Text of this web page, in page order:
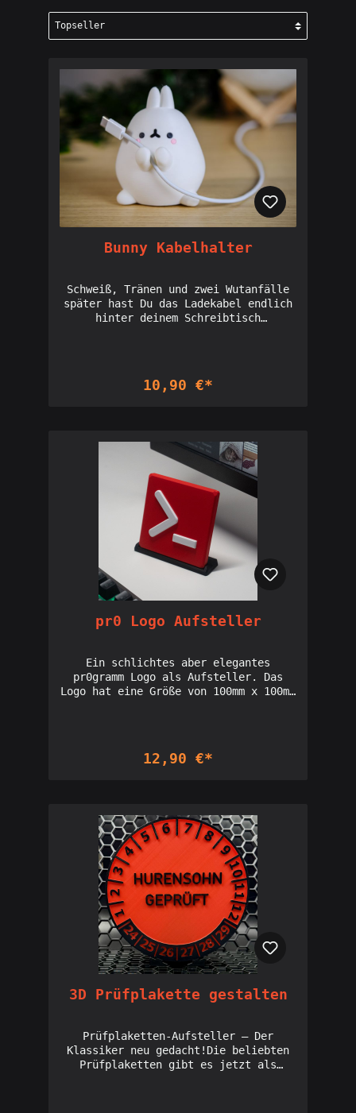
Bunny Kabelhalter
Schweiß, Tränen und zwei Wutanfälle
später hast Du das Ladekabel endlich
hinter deinem Schreibtisch
Häschen hat es sich zur Lebensaufgabe
Bunny Kabelhalter ist ca 9cm hoch und
7cm breit. Sein Gewicht beträgt ca
50g. Licensed seller of Holoprops
designs: Interdimensionale
Gesellschaft
10,90 €*
pr0 Logo Aufsteller
Ein schlichtes aber elegantes
pr0gramm Logo als Aufsteller. Das
Logo hat eine Größe von 100mm x 100mm
@Unbefriedigend produziert.
12,90 €*
3D Prüfplakette gestalten
Prüfplaketten-Aufsteller – Der
Klassiker neu gedacht!Die beliebten
Prüfplaketten gibt es jetzt als